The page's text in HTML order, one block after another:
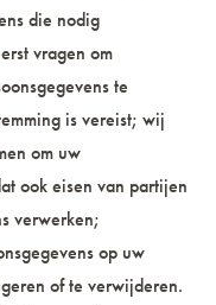
die nodig
vragen om
te
is vereist; wij
om uw
ook eisen van partijen
verwerken;
op uw
of te verwijderen.